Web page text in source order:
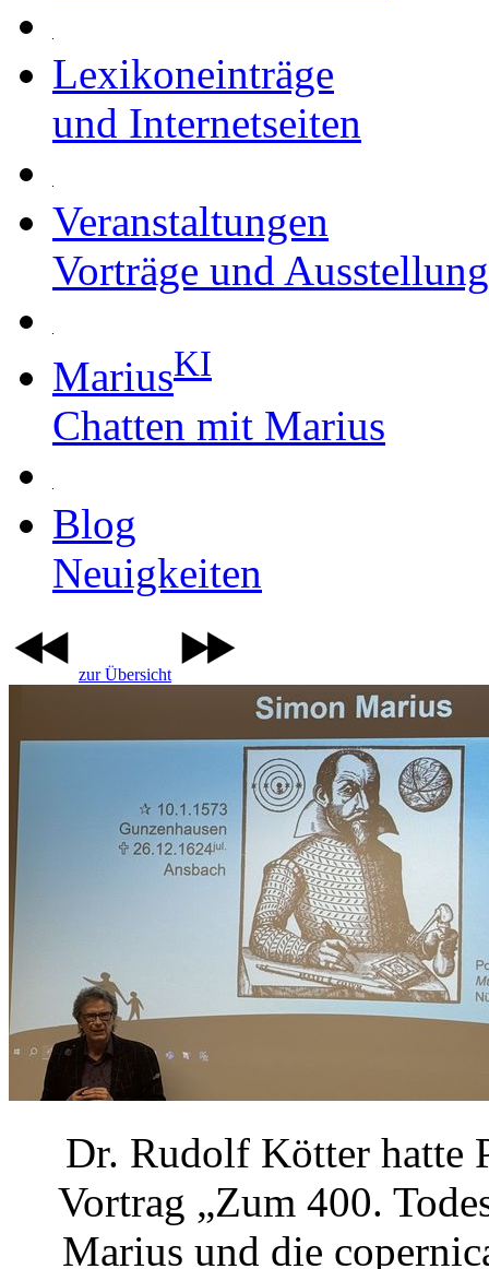
Lexikoneinträge
und Internetseiten
Veranstaltungen
Vorträge und
MariusKI
Chatten mit Marius
Blog
Neuigkeiten
zur Übersicht
Dr. Rudolf Kötter hatte
Vortrag „Zum 400.
Marius und die